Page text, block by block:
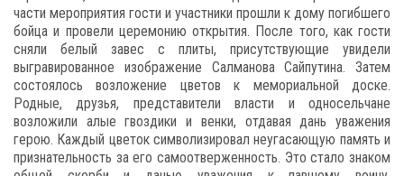
части мероприятия гости и участники прошли к дому погибшего
бойца и провели церемонию открытия. После того, как гости
сняли белый завес с плиты, присутствующие увидели
выгравированное изображение Салманова Сайпутина. Затем
состоялось возложение цветов к мемориальной доске.
Родные, друзья, представители власти и односельчане
возложили алые гвоздики и венки, отдавая дань уважения
герою. Каждый цветок символизировал неугасающую память и
признательность за его самоотверженность. Это стало знаком